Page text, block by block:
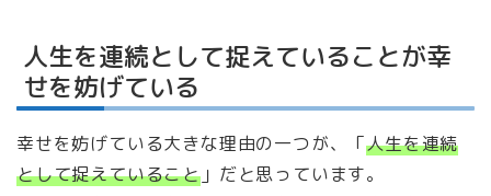
人生を連続として捉えていることが幸
せを妨げている
幸せを妨げている大きな理由の一つが、「人生を連続
として捉えていること 」だと思っています。